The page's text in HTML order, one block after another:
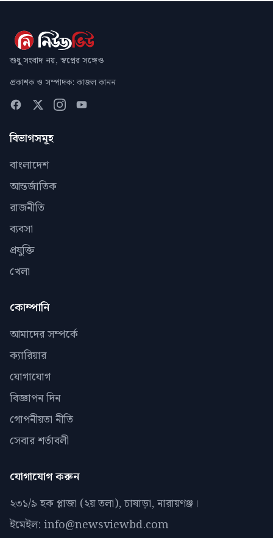
শুধু সংবাদ নয়, স্বপ্নের সঙ্গেও
প্রকাশক ও সম্পাদক: কাজল কানন
বিভাগসমূহ
বাংলাদেশ
আন্তর্জাতিক
রাজনীতি
ব্যবসা
প্রযুক্তি
খেলা
কোম্পানি
আমাদের সম্পর্কে
ক্যারিয়ার
যোগাযোগ
বিজ্ঞাপন দিন
গোপনীয়তা নীতি
সেবার শর্তাবলী
যোগাযোগ করুন
২৩১/৯ হক প্লাজা (২য় তলা), চাষাড়া, নারায়ণঞ্জ।
ইমেইল: info@newsviewbd.com